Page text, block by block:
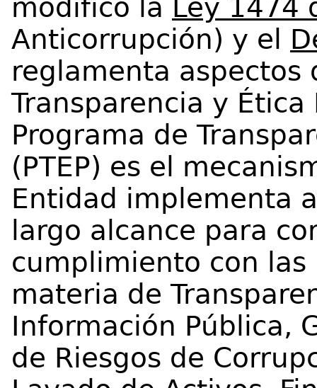
modificó la Ley 1474
Anticorrupción) y el
reglamenta aspectos
Transparencia y Ética
Programa de
(PTEP) es el
Entidad implementa
largo alcance para
cumplimiento con
materia de
Información Pública,
de Riesgos de